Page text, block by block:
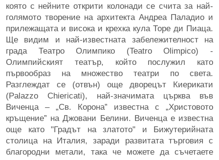
която с нейните открити колонади се счита за най-
голямото творение на архитекта Андреа Паладио и
прилежащата и висока и крехка кула Торе ди Пиаца.
Ще видим и най-известната забележителност на
града Театро Олимпико (Teatro Olimpico) -
Олимпийският театър, който послужил като
първообраз на множество театри по света.
Разглеждат се (отвън) още дворецът Киерикати
(Palazzo Chiericati), най-значимата църква във
Виченца – „Св. Корона” известна с „Христовото
кръщение” на Джовани Белини. Виченца е известна
още като "Градът на златото" и Бижутерийната
столица на Италия, заради развитата търговия с
благородни метали, така че можете да съчетаете